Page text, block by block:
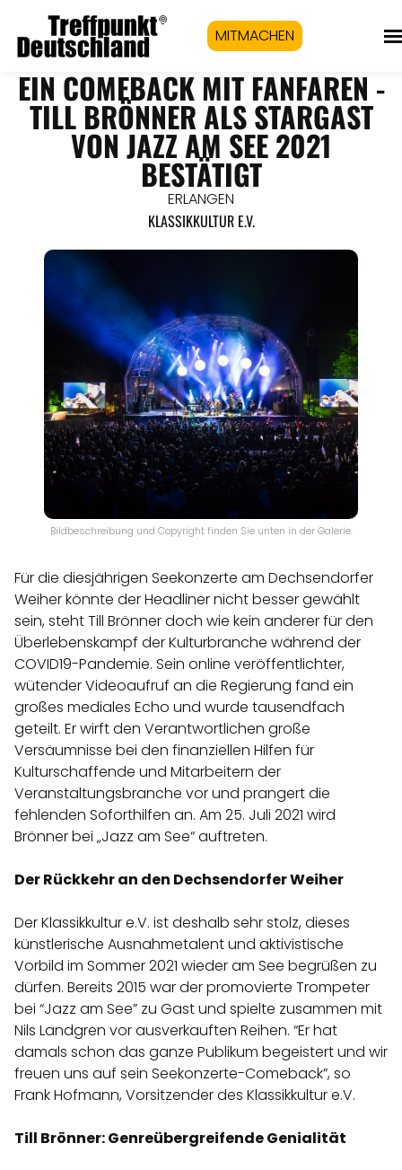
MITMACHEN
EIN COMEBACK MIT FANFAREN -
TILL BRÖNNER ALS STARGAST
VON JAZZ AM SEE 2021
BESTÄTIGT
ERLANGEN
KLASSIKKULTUR E.V.
Bildbeschreibung und Copyright finden Sie unten in der Galerie.
Für die diesjährigen Seekonzerte am Dechsendorfer
Weiher könnte der Headliner nicht besser gewählt
sein, steht Till Brönner doch wie kein anderer für den
Überlebenskampf der Kulturbranche während der
COVID19-Pandemie. Sein online veröffentlichter,
wütender Videoaufruf an die Regierung fand ein
großes mediales Echo und wurde tausendfach
geteilt. Er wirft den Verantwortlichen große
Versäumnisse bei den finanziellen Hilfen für
Kulturschaffende und Mitarbeitern der
Veranstaltungsbranche vor und prangert die
fehlenden Soforthilfen an. Am 25. Juli 2021 wird
Brönner bei „Jazz am See“ auftreten.
Der Rückkehr an den Dechsendorfer Weiher
Der Klassikkultur e.V. ist deshalb sehr stolz, dieses
künstlerische Ausnahmetalent und aktivistische
Vorbild im Sommer 2021 wieder am See begrüßen zu
dürfen. Bereits 2015 war der promovierte Trompeter
bei “Jazz am See” zu Gast und spielte zusammen mit
Nils Landgren vor ausverkauften Reihen. “Er hat
damals schon das ganze Publikum begeistert und wir
freuen uns auf sein Seekonzerte-Comeback”, so
Frank Hofmann, Vorsitzender des Klassikkultur e.V.
Till Brönner: Genreübergreifende Genialität